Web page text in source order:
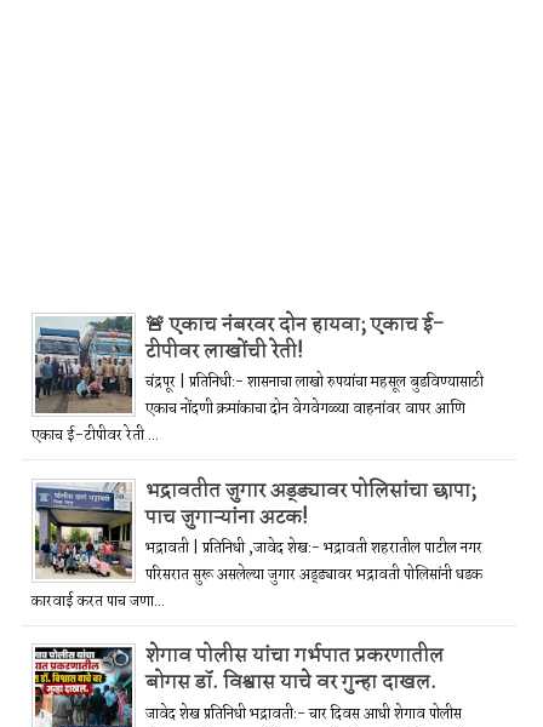
🚨 एकाच नंबरवर दोन हायवा; एकाच ई-
टीपीवर लाखोंची रेती!
चंद्रपूर | प्रतिनिधी:- शासनाचा लाखो रुपयांचा महसूल बुडविण्यासाठी
एकाच नोंदणी क्रमांकाचा दोन वेगवेगळ्या वाहनांवर वापर आणि
एकाच ई-टीपीवर रेती ...
भद्रावतीत जुगार अड्ड्यावर पोलिसांचा छापा;
पाच जुगाऱ्यांना अटक!
भद्रावती | प्रतिनिधी ,जावेद शेख:- भद्रावती शहरातील पाटील नगर
परिसरात सुरू असलेल्या जुगार अड्ड्यावर भद्रावती पोलिसांनी धडक
कारवाई करत पाच जणा...
शेगाव पोलीस यांचा गर्भपात प्रकरणातील
बोगस डॉ. विश्वास याचे वर गुन्हा दाखल.
जावेद शेख प्रतिनिधी भद्रावती:- चार दिवस आधी शेगाव पोलीस